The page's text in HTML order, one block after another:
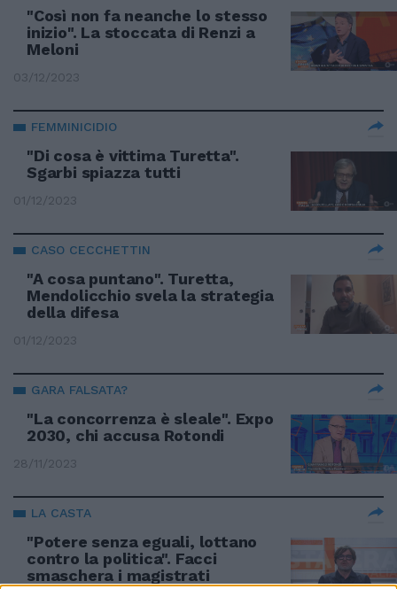
"Così non fa neanche lo stesso
inizio". La stoccata di Renzi a
Meloni
03/12/2023
FEMMINICIDIO
"Di cosa è vittima Turetta".
Sgarbi spiazza tutti
01/12/2023
CASO CECCHETTIN
"A cosa puntano". Turetta,
Mendolicchio svela la strategia
della difesa
01/12/2023
GARA FALSATA?
"La concorrenza è sleale". Expo
2030, chi accusa Rotondi
28/11/2023
LA CASTA
"Potere senza eguali, lottano
contro la politica". Facci
smaschera i magistrati